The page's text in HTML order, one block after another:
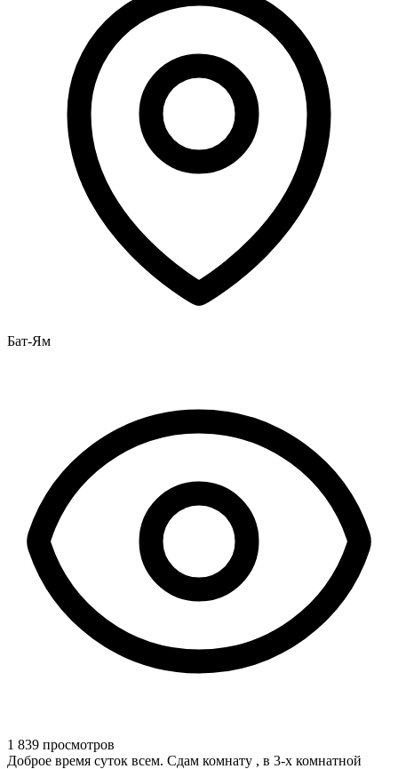
Бат-Ям
1 839 просмотров
Доброе время суток всем. Сдам комнату , в 3-х комнатной